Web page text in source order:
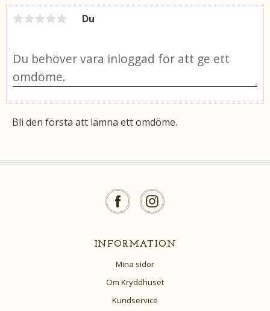
k
Du
Bli den första att lämna ett omdöme.
INFORMATION
Mina sidor
Om Kryddhuset
Kundservice